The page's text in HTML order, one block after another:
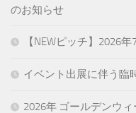
のお知らせ
【NEWピッチ】2026
イベント出展に伴う臨
2026年 ゴールデンウ